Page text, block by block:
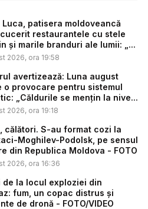
Luca, patisera moldoveancă
restaurantele cu stele
și marile branduri ale lumii: „...
2026, ora 19:58
avertizează: Luna august
o provocare pentru sistemul
„Căldurile se mențin la nive...
2026, ora 19:18
călători. S-au format cozi la
Moghilev-Podolsk, pe sensul
din Republica Moldova - FOTO
2026, ora 16:36
de la locul exploziei din
fum, un copac distrus și
de dronă - FOTO/VIDEO